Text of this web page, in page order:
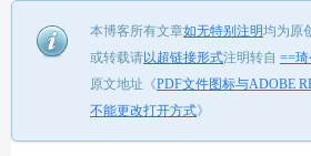
本博客所有文章如无特别注明均为原
或转载请以超链接形式注明转自 ==
原文地址《PDF文件图标与ADOBE
不能更改打开方式》